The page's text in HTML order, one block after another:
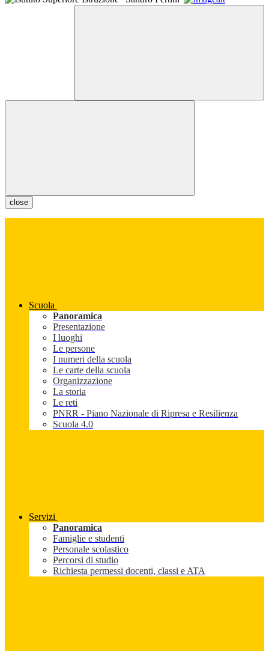
close
Scuola
Panoramica
Presentazione
I luoghi
Le persone
I numeri della scuola
Le carte della scuola
Organizzazione
La storia
Le reti
PNRR - Piano Nazionale di Ripresa e Resilienza
Scuola 4.0
Servizi
Panoramica
Famiglie e studenti
Personale scolastico
Percorsi di studio
Richiesta permessi docenti, classi e ATA